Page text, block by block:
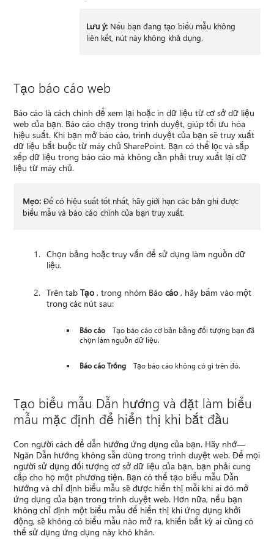
Lưu ý: Nếu bạn đang tạo biểu mẫu không
liên kết, nút này không khả dụng.
Tạo báo cáo web
Báo cáo là cách chính để xem lại hoặc in dữ liệu từ cơ sở dữ liệu
web của bạn. Báo cáo chạy trong trình duyệt, giúp tối ưu hóa
hiệu suất. Khi bạn mở báo cáo, trình duyệt của bạn sẽ truy xuất
dữ liệu bắt buộc từ máy chủ SharePoint. Bạn có thể lọc và sắp
xếp dữ liệu trong báo cáo mà không cần phải truy xuất lại dữ
liệu từ máy chủ.
Mẹo: Để có hiệu suất tốt nhất, hãy giới hạn các bản ghi được
biểu mẫu và báo cáo chính của bạn truy xuất.
Chọn bảng hoặc truy vấn để sử dụng làm nguồn dữ
liệu.
Trên tabTạo , trong nhóm Báocáo , hãy bấm vào một
trong các nút sau:
Báo cáo Tạo báo cáo cơ bản bằng đối tượng bạn đã
chọn làm nguồn dữ liệu.
Báo cáo Trống Tạo báo cáo không có gì trên đó.
Tạo biểu mẫu Dẫn hướng và đặt làm biểu
mẫu mặc định để hiển thị khi bắt đầu
Con người cách để dẫn hướng ứng dụng của bạn. Hãy nhớ—
Ngăn Dẫn hướng không sẵn dùng trong trình duyệt web. Để mọi
người sử dụng đối tượng cơ sở dữ liệu của bạn, bạn phải cung
cấp cho họ một phương tiện. Bạn có thể tạo biểu mẫu Dẫn
hướng và chỉ định biểu mẫu sẽ được hiển thị mỗi khi ai đó mở
ứng dụng của bạn trong trình duyệt web. Hơn nữa, nếu bạn
không chỉ định một biểu mẫu để hiển thị khi ứng dụng khởi
động, sẽ không có biểu mẫu nào mở ra, khiến bất kỳ ai cũng có
thể sử dụng ứng dụng này khó khăn.